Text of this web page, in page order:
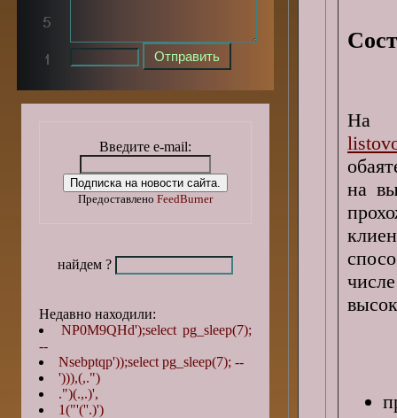
На
на
Введите e-mail:
Предоставлено FeedBurner
найдем ?
Недавно находили:
NP0M9QHd');select pg_sleep(7);
--
Nsebptqp'));select pg_sleep(7); --
'))),(,.")
.")(.,.)',
1("'(''.)')